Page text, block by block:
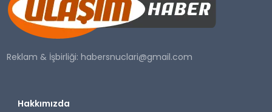
SAĞLIK
YAŞAM
Reklam & İşbirliği:habersnuclari@gmail.com
Hakkımızda